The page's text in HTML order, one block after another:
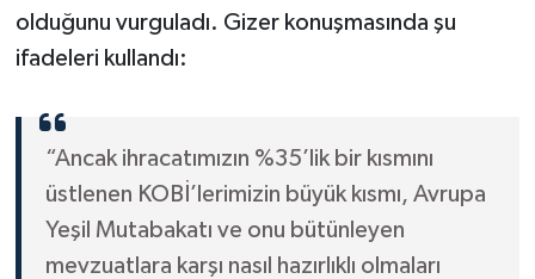
olduğunu vurguladı. Gizer konuşmasında şu
ifadeleri kullandı:
“Ancak ihracatımızın %35’lik bir kısmını
üstlenen KOBİ’lerimizin büyük kısmı, Avrupa
Yeşil Mutabakatı ve onu bütünleyen
mevzuatlara karşı nasıl hazırlıklı olmaları